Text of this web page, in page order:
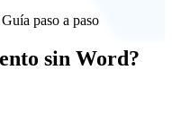
paso a paso
sin Word?